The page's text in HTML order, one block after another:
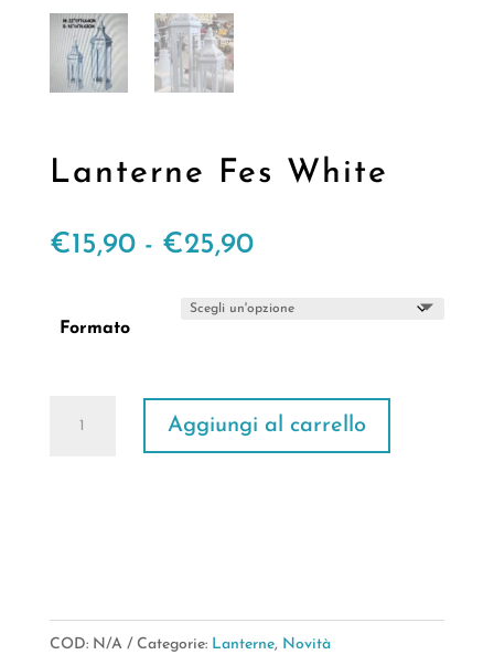
Lanterne Fes White
€15,90 - €25,90Fascia
prezzo:
a
€25,90
Formato
Aggiungi al carrello
COD: N/A Categorie: Lanterne, Novità